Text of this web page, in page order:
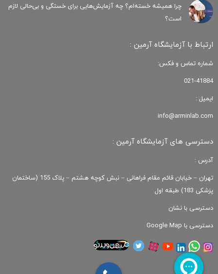
چرا همیشه خسته‌ام؟ چه آزمایش‌هایی برای خستگی و بی‌حالی لازم
است؟
ارتباط با آزمایشگاه آرمین :
شماره تماس و فکس:
021-41884
ایمیل :
info@arminlab.com
دسترسی های آزمایشگاه آرمین :
آدرس :
تهران – خیابان قائم مقام فراهانی – نبش کوچه هشتم – پلاک 155 (ساختمان
پزشکی 183) طبقه اول
دسترسی با نشان
دسترسی با Google Map